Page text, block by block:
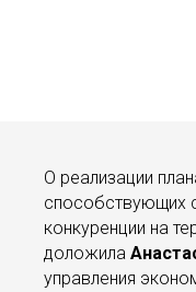
О реализации
способствующих
конкуренции на
доложила
управления